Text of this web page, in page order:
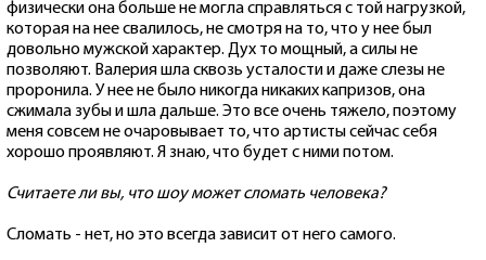
физически она больше не могла справляться с той нагрузкой,
которая на нее свалилось, не смотря на то, что у нее был
довольно мужской характер. Дух то мощный, а силы не
позволяют. Валерия шла сквозь усталости и даже слезы не
проронила. У нее не было никогда никаких капризов, она
сжимала зубы и шла дальше. Это все очень тяжело, поэтому
меня совсем не очаровывает то, что артисты сейчас себя
хорошо проявляют. Я знаю, что будет с ними потом.
Считаете ли вы, что шоу может сломать человека?
Сломать - нет, но это всегда зависит от него самого.